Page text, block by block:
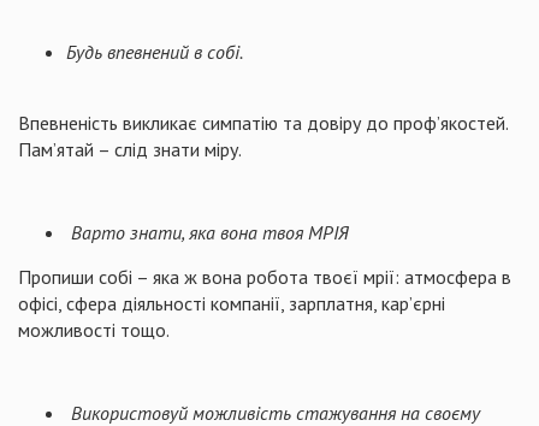
Будь впевнений в собі.
Впевненість викликає симпатію та довіру до проф’якостей.
Пам’ятай – слід знати міру.
Варто знати, яка вона твоя МРІЯ
Пропиши собі – яка ж вона робота твоєї мрії: атмосфера в
офісі, сфера діяльності компанії, зарплатня, кар’єрні
можливості тощо.
Використовуй можливість стажування на своєму